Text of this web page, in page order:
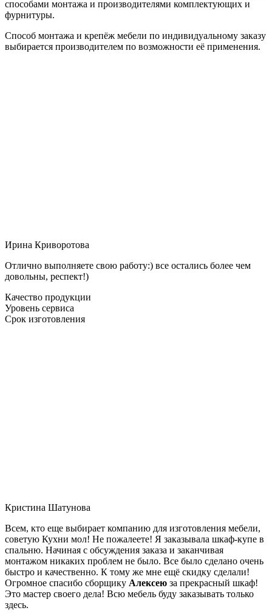
способами монтажа и производителями комплектующих и
фурнитуры.
Способ монтажа и крепёж мебели по индивидуальному заказу
выбирается производителем по возможности её применения.
Ирина Криворотова
Отлично выполняете свою работу:) все остались более чем
довольны, респект!)
Качество продукции
Уровень сервиса
Срок изготовления
Кристина Шатунова
Всем, кто еще выбирает компанию для изготовления мебели,
советую Кухни мол! Не пожалеете! Я заказывала шкаф-купе в
спальню. Начиная с обсуждения заказа и заканчивая
монтажом никаких проблем не было. Все было сделано очень
быстро и качественно. К тому же мне ещё скидку сделали!
Огромное спасибо сборщику Алексею за прекрасный шкаф!
Это мастер своего дела! Всю мебель буду заказывать только
здесь.